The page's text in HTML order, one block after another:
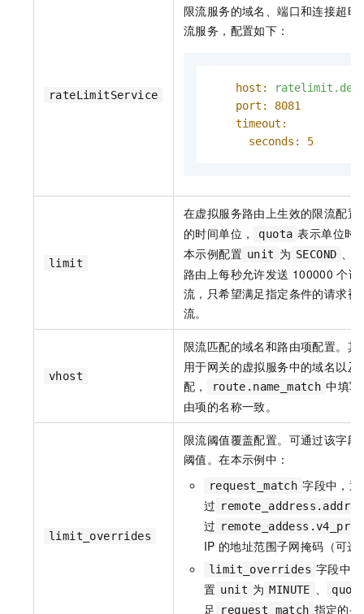
rateLimitService
限流服务的域名、端口和连接超时
流服务，配置如下：
host:
port:
8081
timeout:
seconds:
5
limit
在虚拟服务路由上生效的限流配置
的时间单位，
quota 表示单位时
本示例配置 unit 为 SECOND 、
路由上每秒允许发送 100000 个请
流，只希望满足指定条件的请求
流。
vhost
限流匹配的域名和路由项配置。其
用于网关的虚拟服务中的域名以及
配，
route.name_match 中填
由项的名称一致。
limit_overrides
限流阈值覆盖配置。可通过该字
阈值。在本示例中：
request_match 字段中，通
过
过
IP 的地址范围子网掩码（可选
limit_overrides 字段中的
置 unit 为 MINUTE 、
足 request_match 指定的